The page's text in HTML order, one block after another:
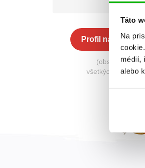
Táto
Na
médií,
alebo
Profil na
(obsahuje
všetkých